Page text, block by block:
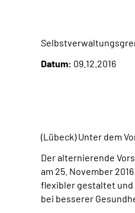
Datum: 09.12.2016
(Lübeck) Unter dem
Der alternierende
am 25. November
flexibler gestaltet und
bei besserer